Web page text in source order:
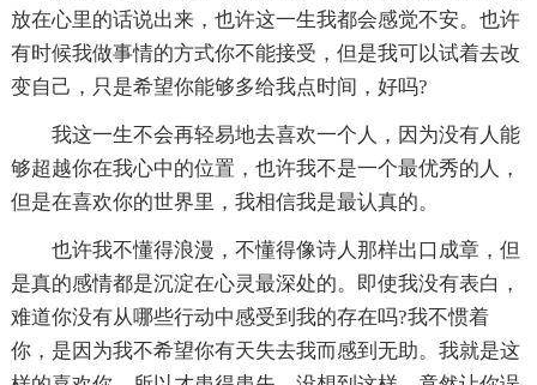
放在心里的话说出来，也许这一生我都会感觉不安。也许
有时候我做事情的方式你不能接受，但是我可以试着去改
变自己，只是希望你能够多给我点时间，好吗?
我这一生不会再轻易地去喜欢一个人，因为没有人能
够超越你在我心中的位置，也许我不是一个最优秀的人，
但是在喜欢你的世界里，我相信我是最认真的。
也许我不懂得浪漫，不懂得像诗人那样出口成章，但
是真的感情都是沉淀在心灵最深处的。即使我没有表白，
难道你没有从哪些行动中感受到我的存在吗?我不惯着
你，是因为我不希望你有天失去我而感到无助。我就是这